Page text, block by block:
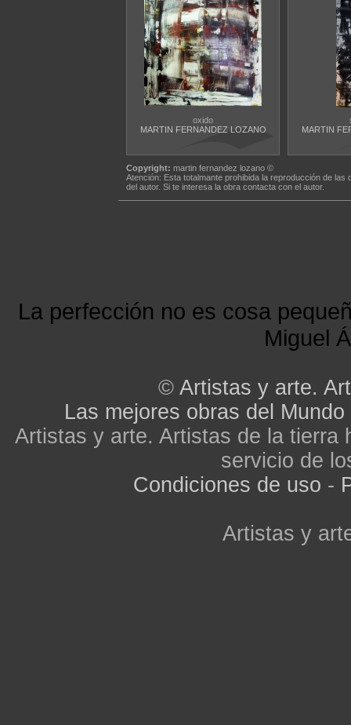
oxido
MARTIN FERNANDEZ LOZANO
MARTIN
Copyright: martin fernandez lozano ©
Atención: Esta totalmante prohibida la reproducción de
del autor. Si te interesa la obra contacta con el autor.
La perfección no es cosa
Miguel
© Artistas y arte.
Las mejores obras del Mundo
Artistas y arte. Artistas de la tierra
servicio de
Condiciones de uso -
Artistas y